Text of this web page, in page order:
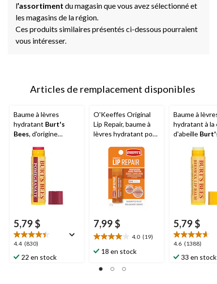
l’assortiment du magasin que vous avez sélectionné et
les magasins de la région.
Ces produits similaires présentés ci-dessous pourraient
vous intéresser.
Articles de remplacement disponibles
Baume à lèvres
hydratant Burt's
Bees, d'origine
grenade
5,79 $
4.4 (830)
4.4
étoile(s)
sur
22 en stock
O'Keeffes Original
Lip Repair, baume à
lèvres hydratant pour
craquelées, non
parfumé
7,99 $
4.0 (19)
4.0
étoile(s)
5.
18 en stock
Baume à
hydratant à la
d'abeille
100 %
5,79 $
4.6 (1388)
4.6
étoile(s)
sur
33 en stock